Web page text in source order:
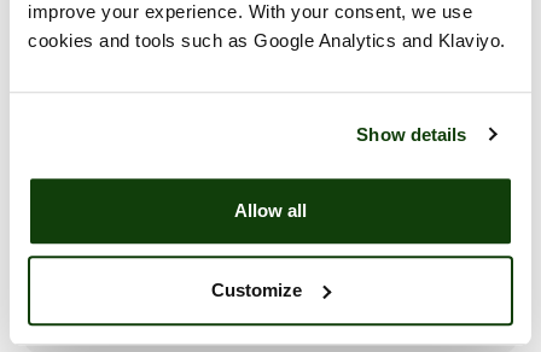
improve your experience. With your consent, we use
cookies and tools such as Google Analytics and Klaviyo.
Show details
Allow all
Customize
Wat is de minimale orderwaarde?
Wat zijn de leveringskosten?
geleverd?
Kan ik mijn leveradres aanpassen?
Ik kom niet aan de minimale orderwaarde, wat
nu?